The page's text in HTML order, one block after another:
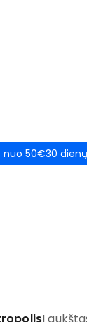
nuo 50€30